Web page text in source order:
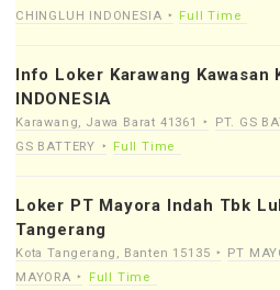
CHINGLUH INDONESIA
Full Time
Info Loker Karawang Kawasan
INDONESIA
Karawang, Jawa Barat 41361
PT. GS
GS BATTERY
Full Time
Loker PT Mayora Indah Tbk
Tangerang
Kota Tangerang, Banten 15135
PT
MAYORA
Full Time